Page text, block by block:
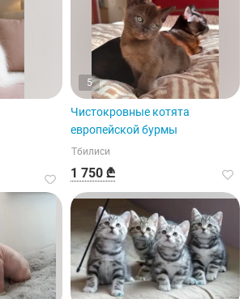
5
Чистокровные котята
европейской бурмы
Тбилиси
1 750 ₾